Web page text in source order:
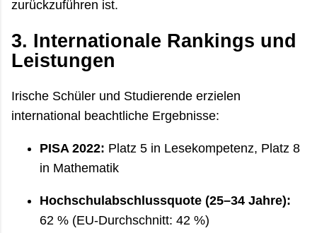
zurückzuführen ist.
3. Internationale Rankings und
Leistungen
Irische Schüler und Studierende erzielen
international beachtliche Ergebnisse:
PISA 2022: Platz 5 in Lesekompetenz, Platz 8
in Mathematik
Hochschulabschlussquote (25–34 Jahre):
62 % (EU-Durchschnitt: 42 %)